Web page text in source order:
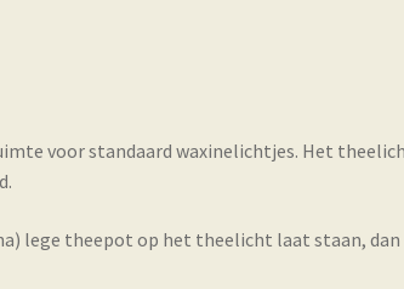
voor standaard waxinelichtjes. Het
lege theepot op het theelicht laat staan,